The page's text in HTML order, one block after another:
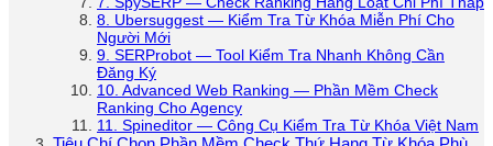
8. Ubersuggest — Kiểm Tra Từ Khóa Miễn Phí Cho
Người Mới
9. SERProbot — Tool Kiểm Tra Nhanh Không Cần
Đăng Ký
10. Advanced Web Ranking — Phần Mềm Check
Ranking Cho Agency
11. Spineditor — Công Cụ Kiểm Tra Từ Khóa Việt Nam